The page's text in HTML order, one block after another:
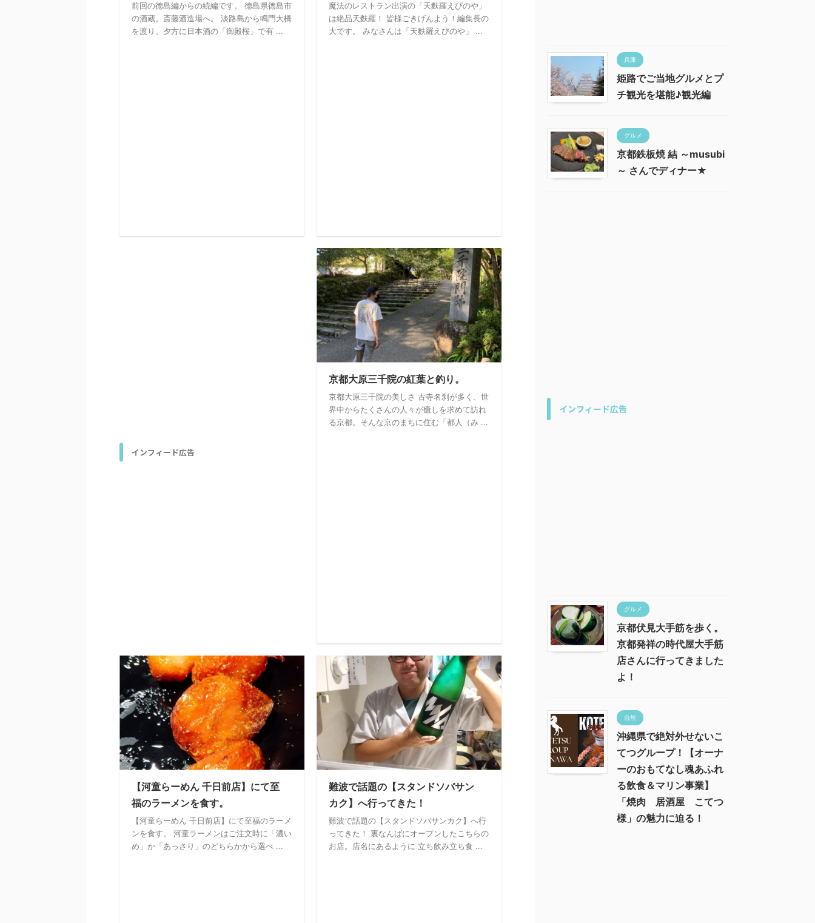
前回の徳島編からの続編です。 徳島県徳島市
の酒蔵。斎藤酒造場へ。 淡路島から鳴門大橋
を渡り、夕方に日本酒の「御殿桜」で有 ...
魔法のレストラン出演の「天麩羅えびのや」
は絶品天麩羅！ 皆様ごきげんよう！編集長の
大です。 みなさんは「天麩羅えびのや」 ...
インフィード広告
京都大原三千院の紅葉と釣り。
京都大原三千院の美しさ 古寺名刹が多く、世
界中からたくさんの人々が癒しを求めて訪れ
る京都。そんな京のまちに住む「都人（み ...
【河童らーめん 千日前店】にて至
福のラーメンを食す。
【河童らーめん 千日前店】にて至福のラーメ
ンを食す。 河童ラーメンはご注文時に「濃い
め」か「あっさり」のどちらかから選べ ...
難波で話題の【スタンドソバサン
カク】へ行ってきた！
難波で話題の【スタンドソバサンカク】へ行
ってきた！ 裏なんばにオープンしたこちらの
お店。店名にあるように 立ち飲み立ち食 ...
兵庫
姫路でご当地グルメとプ
チ観光を堪能♪観光編
グルメ
京都鉄板焼 結 ～musubi
～ さんでディナー★
インフィード広告
グルメ
京都伏見大手筋を歩く。
京都発祥の時代屋大手筋
店さんに行ってきました
よ！
自然
沖縄県で絶対外せないこ
てつグループ！【オーナ
ーのおもてなし魂あふれ
る飲食＆マリン事業】
「焼肉 居酒屋 こてつ
様」の魅力に迫る！